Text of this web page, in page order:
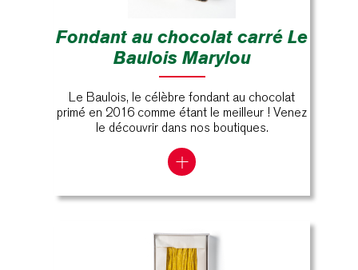
Fondant au chocolat carré Le
Baulois Marylou
Le Baulois, le célèbre fondant au chocolat
primé en 2016 comme étant le meilleur ! Venez
le découvrir dans nos boutiques.